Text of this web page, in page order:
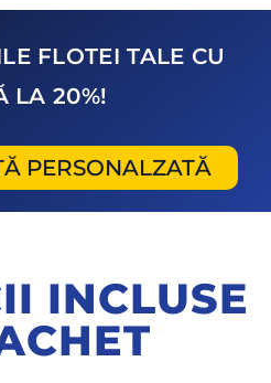
FLOTEI TALE CU
LA 20%!
PERSONALZATĂ
INCLUSE